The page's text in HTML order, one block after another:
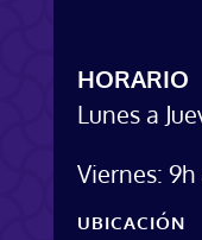
HORARIO
Lunes a
Viernes: 9h
UBICACIÓN